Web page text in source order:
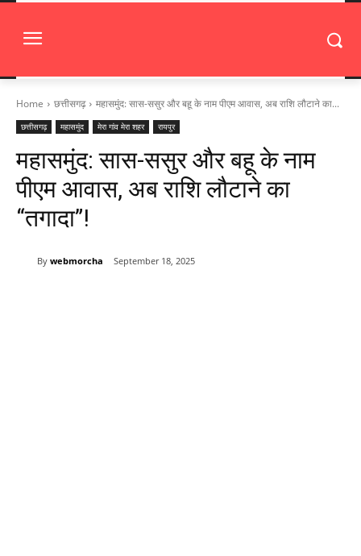
Home छत्तीसगढ़ महासमुंद: सास-ससुर और बहू के नाम पीएम आवास, अब राशि लौटाने का...
छत्तीसगढ़ महासमुंद मेरा गांव मेरा शहर रायपुर
महासमुंद: सास-ससुर और बहू के नाम
पीएम आवास, अब राशि लौटाने का
“तगादा”!
By webmorcha September 18, 2025